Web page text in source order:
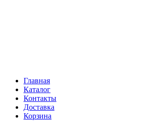
Главная
Каталог
Контакты
Доставка
Корзина